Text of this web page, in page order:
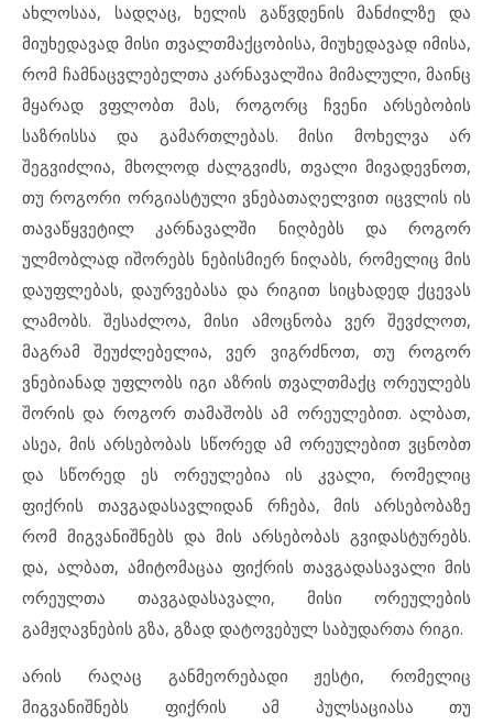
ახლოსაა, სადღაც, ხელის გაწვდენის მანძილზე და
მიუხედავად მისი თვალთმაქცობისა, მიუხედავად იმისა,
რომ ჩამნაცვლებელთა კარნავალშია მიმალული, მაინც
მყარად ვფლობთ მას, როგორც ჩვენი არსებობის
საზრისსა და გამართლებას. მისი მოხელვა არ
შეგვიძლია, მხოლოდ ძალგვიძს, თვალი მივადევნოთ,
თუ როგორი ორგიასტული ვნებათაღელვით იცვლის ის
თავაწყვეტილ კარნავალში ნიღბებს და როგორ
ულმობლად იშორებს ნებისმიერ ნიღაბს, რომელიც მის
დაუფლებას, დაურვებასა და რიგით სიცხადედ ქცევას
ლამობს. შესაძლოა, მისი ამოცნობა ვერ შევძლოთ,
მაგრამ შეუძლებელია, ვერ ვიგრძნოთ, თუ როგორ
ვნებიანად უფლობს იგი აზრის თვალთმაქც ორეულებს
შორის და როგორ თამაშობს ამ ორეულებით. ალბათ,
ასეა, მის არსებობას სწორედ ამ ორეულებით ვცნობთ
და სწორედ ეს ორეულებია ის კვალი, რომელიც
ფიქრის თავგადასავლიდან რჩება, მის არსებობაზე
რომ მიგვანიშნებს და მის არსებობას გვიდასტურებს.
და, ალბათ, ამიტომაცაა ფიქრის თავგადასავალი მის
ორეულთა თავგადასავალი, მისი ორეულების
გამჟღავნების გზა, გზად დატოვებულ საბუდართა რიგი.
არის რაღაც განმეორებადი ჟესტი, რომელიც
მიგვანიშნებს ფიქრის ამ პულსაციასა თუ